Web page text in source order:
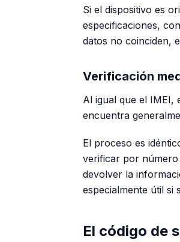
Si el dispositivo es
especificaciones,
datos no coinciden,
Verificación
Al igual que el IMEI,
encuentra
El proceso es
verificar por número
devolver la
especialmente útil si
El código de